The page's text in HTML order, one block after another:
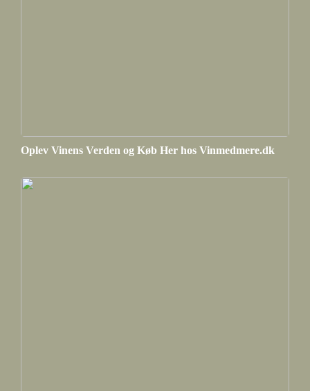
Oplev Vinens Verden og Køb Her hos Vinmedmere.dk